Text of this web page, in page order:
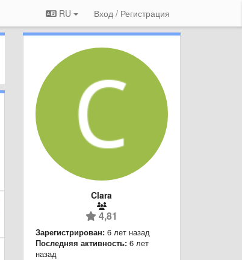
RU Вход / Регистрация
Clara
4,81
Зарегистрирован: 6 лет назад
Последняя активность: 6 лет
назад